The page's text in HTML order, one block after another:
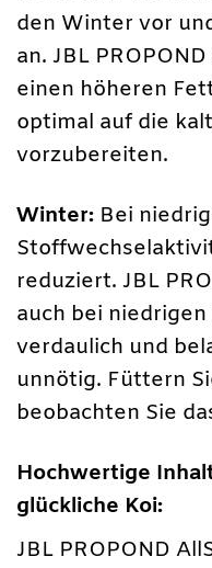
den Winter vor
an. JBL
einen höheren
optimal auf die
vorzubereiten.
Winter: Bei
reduziert. JBL
auch bei
verdaulich und
unnötig. Füttern
beobachten Sie
Hochwertige
glückliche Koi:
JBL PROPOND